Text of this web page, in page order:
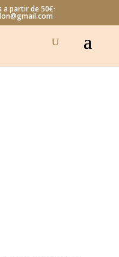
a partir de 50€·